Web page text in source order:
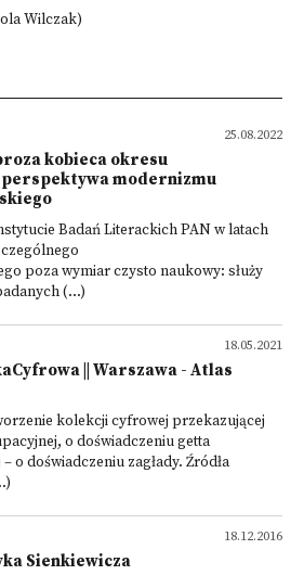
Wilczak)
25.08.2022
kobieca okresu
perspektywa modernizmu
Badań Literackich PAN w latach
poza wymiar czysto naukowy: służy
(...)
18.05.2021
|| Warszawa - Atlas
kolekcji cyfrowej przekazującej
o doświadczeniu getta
o doświadczeniu zagłady. Źródła
18.12.2016
Sienkiewicza